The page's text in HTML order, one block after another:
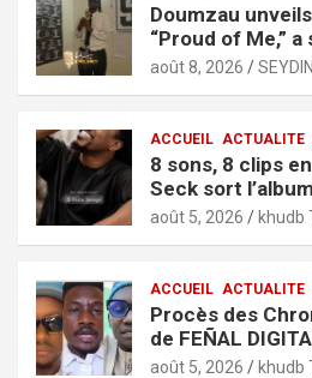
Doumzau
“Proud of Me,”
and ambition
août 8, 2026
ACCUEIL ACTUALITE
8 sons, 8 clips
Seck sort
de sa carrière, «
août 5, 2026 khudb
ACCUEIL ACTUALITE
Procès des
de FEÑAL
tombé
août 5, 2026 khudb